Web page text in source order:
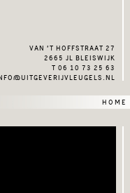
van ’t hoffstraat 27
2665 jl bleiswijk
t 06 10 73 25 63
home